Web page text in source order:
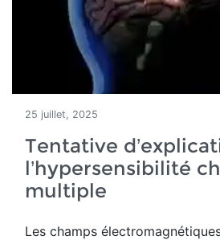
25 juillet, 2025
Tentative
l’hypersensibilité
multiple
Les champs